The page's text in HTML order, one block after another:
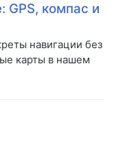
GPS, компас и
навигации без
карты в нашем